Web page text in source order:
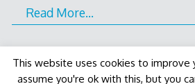
Read More…
This website uses cookies to
assume you're ok with this, but you